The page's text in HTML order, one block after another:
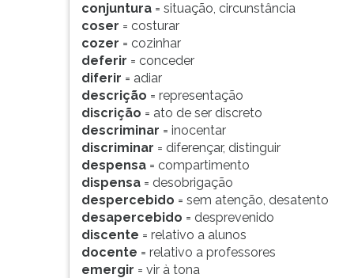
conjuntura = situação, circunstância
coser = costurar
cozer = cozinhar
deferir = conceder
diferir = adiar
descrição = representação
discrição = ato de ser discreto
descriminar = inocentar
discriminar = diferençar, distinguir
despensa = compartimento
dispensa = desobrigação
despercebido = sem atenção, desatento
desapercebido = desprevenido
discente = relativo a alunos
docente = relativo a professores
emergir = vir à tona